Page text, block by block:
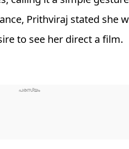
Prithviraj stated she
to see her direct a film.